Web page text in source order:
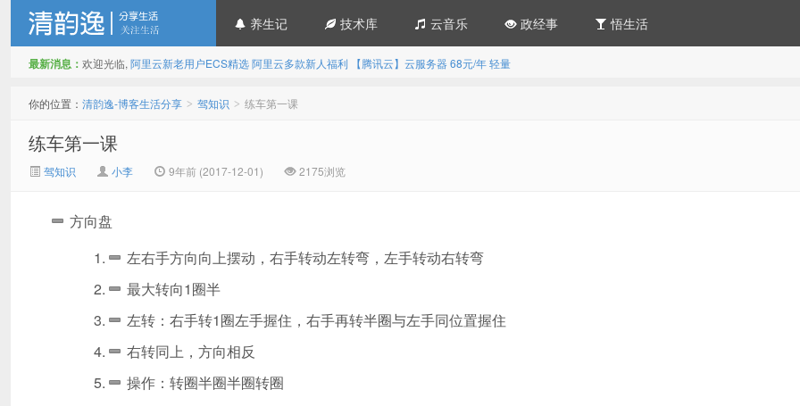
养生记 技术库 云音乐 政经事 悟生活
最新消息： 欢迎光临, 阿里云新老用户ECS精选阿里云多款新人福利 【腾讯云】云服务器68元/年轻量
你的位置： 清韵逸-博客生活分享 > 驾知识 > 练车第一课
练车第一课
驾知识 小李 9年前 (2017-12-01) 2175浏览
方向盘
左右手方向向上摆动，右手转动左转弯，左手转动右转弯
最大转向1圈半
左转：右手转1圈左手握住，右手再转半圈与左手同位置握住
右转同上，方向相反
操作：转圈半圈半圈转圈